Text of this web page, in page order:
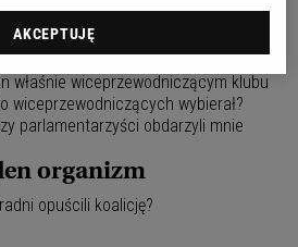
właśnie wiceprzewodniczącym klubu
wiceprzewodniczących wybierał?
parlamentarzyści obdarzyli mnie
organizm
opuścili koalicję?
AKCEPTUJĘ